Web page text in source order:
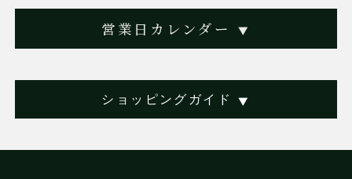
営業日カレンダー ▼
ショッピングガイド ▼